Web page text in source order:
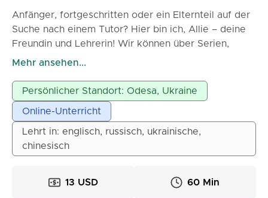
Anfänger, fortgeschritten oder ein Elternteil auf der
Suche nach einem Tutor? Hier bin ich, Allie – deine
Freundin und Lehrerin! Wir können über Serien,
Musik oder Quantenmechanik sprechen – wie du
kreative Englischlehrerin mit 4 Jahren
Unterrichtserfahrung. Ich habe mit Schülern aus
verschiedenen Ländern (China, Vietnam, Philippinen,
Ukraine, Polen, Niederlande, Belgien) gearbeitet,
sowohl online als auch offline, und sie in den
Grundlagen der englischen Sprache unterrichtet.
Mehr ansehen...
Persönlicher Standort: Odesa, Ukraine
Online-Unterricht
Lehrt in: englisch, russisch, ukrainische,
chinesisch
13 USD 60 Min